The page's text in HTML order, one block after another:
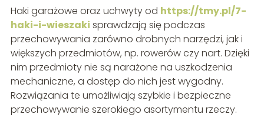
Haki garażowe oraz uchwyty od https://tmy.pl/7-
haki-i-wieszaki sprawdzają się podczas
przechowywania zarówno drobnych narzędzi, jak i
większych przedmiotów, np. rowerów czy nart. Dzięki
nim przedmioty nie są narażone na uszkodzenia
mechaniczne, a dostęp do nich jest wygodny.
Rozwiązania te umożliwiają szybkie i bezpieczne
przechowywanie szerokiego asortymentu rzeczy.